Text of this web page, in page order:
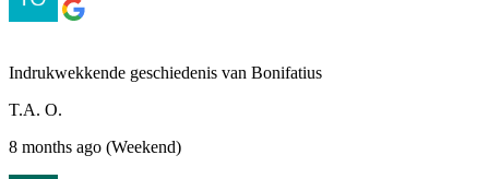
Indrukwekkende geschiedenis van Bonifatius
T.A. O.
8 months ago (Weekend)